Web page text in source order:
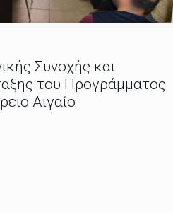
Συνοχής και
του Προγράμματος
Αιγαίο